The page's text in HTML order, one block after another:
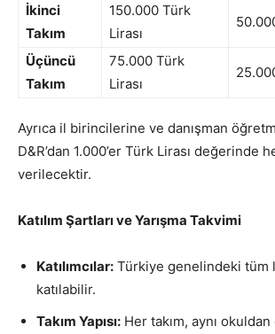
İkinci
Takım
150.000 Türk
Lirası
Üçüncü
Takım
75.000 Türk
Lirası
Ayrıca il birincilerine ve danışman
D&R’dan 1.000’er Türk Lirası değerinde
verilecektir.
Katılım Şartları ve Yarışma Takvimi
Katılımcılar: Türkiye genelindeki tüm
katılabilir.
Takım Yapısı: Her takım, aynı